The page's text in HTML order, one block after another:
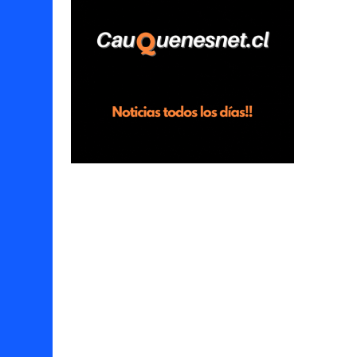
en el sector Dollimbuta, comuna de
Pelluhue. Allí, mientras se encontraba junto
plantación de frutillas, habría sostenido una